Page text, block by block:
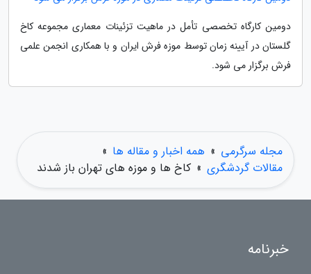
دومین کارگاه تخصصی تأمل در ماهیت تزئینات معماری مجموعه کاخ
گلستان در آیینه زمان توسط موزه فرش ایران و با همکاری انجمن علمی
فرش برگزار می شود.
مجله سرگرمی » همه اخبار و مقاله ها »
مقالات گردشگری » کاخ ها و موزه های تهران باز شدند
خبرنامه